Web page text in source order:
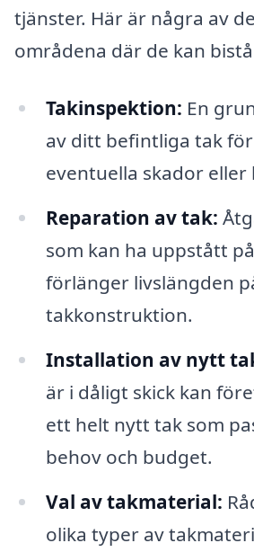
tjänster. Här är några av
områdena där de kan
Takinspektion: En
av ditt befintliga tak
eventuella skador eller
Reparation av tak:
som kan ha uppstått
förlänger livslängden
takkonstruktion.
Installation av nytt
är i dåligt skick kan
ett helt nytt tak som
behov och budget.
Val av takmaterial:
olika typer av